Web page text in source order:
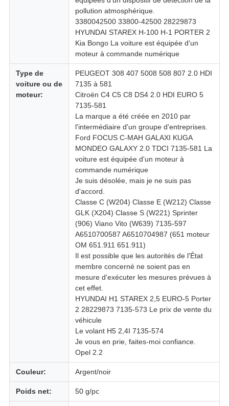
pollution atmosphérique.
3380042500 33800-42500 28229873
HYUNDAI STAREX H-100 H-1 PORTER 2
Kia Bongo La voiture est équipée d'un
moteur à commande numérique
Type de
voiture ou de
moteur:
PEUGEOT 308 407 5008 508 807 2.0 HDI
7135 à 581
Citroën C4 C5 C8 DS4 2.0 HDI EURO 5
7135-581
La marque a été créée en 2010 par
l'intermédiaire d'un groupe d'entreprises.
Ford FOCUS C-MAH GALAXI KUGA
MONDEO GALAXY 2.0 TDCI 7135-581 La
voiture est équipée d'un moteur à
commande numérique
Je suis désolée, mais je ne suis pas
d'accord.
Classe C (W204) Classe E (W212) Classe
GLK (X204) Classe S (W221) Sprinter
(906) Viano Vito (W639) 7135-597
A6510700587 A6510704987 (651 moteur
OM 651.911 651.911)
Il est possible que les autorités de l'État
membre concerné ne soient pas en
mesure d'exécuter les mesures prévues à
cet effet.
HYUNDAI H1 STAREX 2,5 EURO-5 Porter
2 28229873 7135-573 Le prix de vente du
véhicule
Le volant H5 2,4I 7135-574
Je vous en prie, faites-moi confiance.
Opel 2.2
Couleur: Argent/noir
Poids net: 50 g/pc